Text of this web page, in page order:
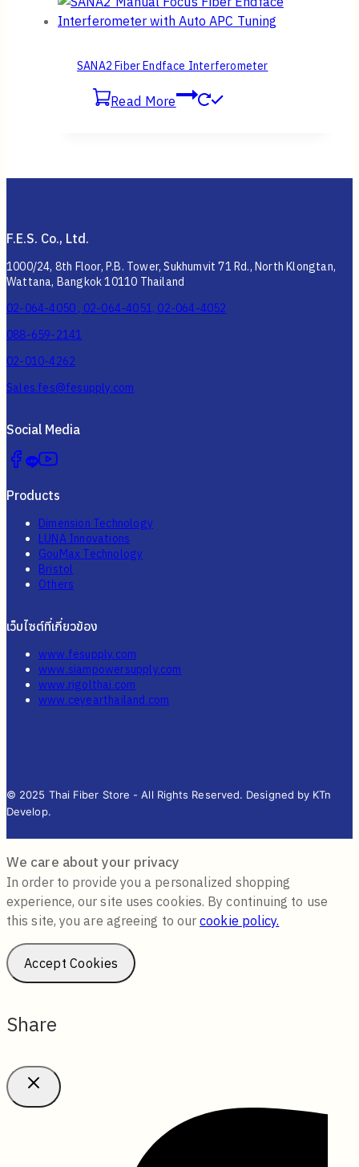
SANA2 Fiber Endface Interferometer
Read More
F.E.S. Co., Ltd.
1000/24, 8th Floor, P.B. Tower, Sukhumvit 71 Rd., North Klongtan,
Wattana, Bangkok 10110 Thailand
02-064-4050 , 02-064-4051, 02-064-4052
088-659-2141
02-010-4262
Sales.fes@fesupply.com
Social Media
Products
Dimension Technology
LUNA Innovations
GouMax Technology
Bristol
Others
เว็บไซต์ที่เกี่ยวข้อง
www.fesupply.com
www.siampowersupply.com
www.rigolthai.com
www.ceyearthailand.com
© 2025 Thai Fiber Store - All Rights Reserved. Designed by KTn
Develop.
We care about your privacy
In order to provide you a personalized shopping
experience, our site uses cookies. By continuing to use
this site, you are agreeing to ourcookie policy.
Accept Cookies
Share